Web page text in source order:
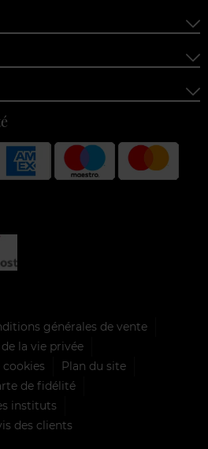
générales de vente
la vie privée
Plan du site
de fidélité
instituts
des clients